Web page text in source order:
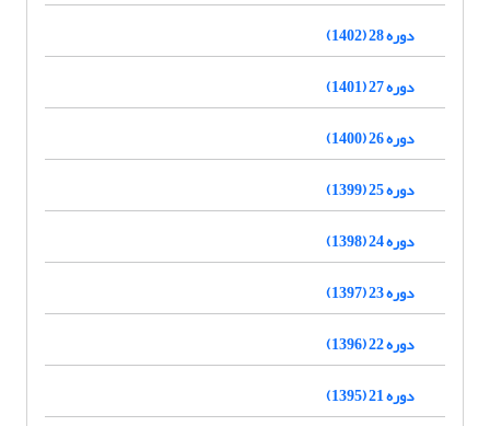
دوره 28 (1402)
دوره 27 (1401)
دوره 26 (1400)
دوره 25 (1399)
دوره 24 (1398)
دوره 23 (1397)
دوره 22 (1396)
دوره 21 (1395)